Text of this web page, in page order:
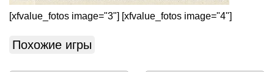
[xfvalue_fotos image="3"] [xfvalue_fotos image="4"]
Похожие игры